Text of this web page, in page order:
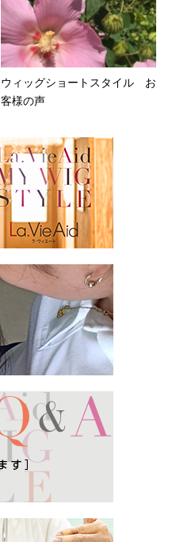
ウィッグショートスタイル お
客様の声